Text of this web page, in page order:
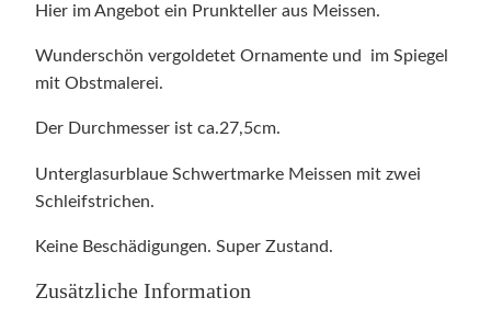
Hier im Angebot ein Prunkteller aus Meissen.
Wunderschön vergoldetet Ornamente und im Spiegel
mit Obstmalerei.
Der Durchmesser ist ca.27,5cm.
Unterglasurblaue Schwertmarke Meissen mit zwei
Schleifstrichen.
Keine Beschädigungen. Super Zustand.
Zusätzliche Information